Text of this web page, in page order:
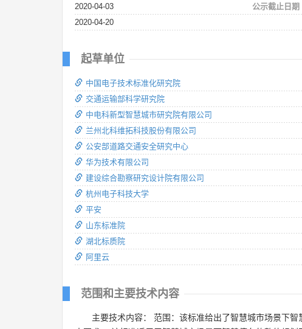
2020-04-03
公示截止日期
2020-04-20
起草单位
中国电子技术标准化研究院
交通运输部科学研究院
中电科新型智慧城市研究院有限公司
兰州北科维拓科技股份有限公司
公安部道路交通安全研究中心
华为技术有限公司
建设综合勘察研究设计院有限公司
杭州电子科技大学
平安
山东标准院
湖北标质院
阿里云
范围和主要技术内容
主要技术内容： 范围：该标准给出了智慧城市场景下